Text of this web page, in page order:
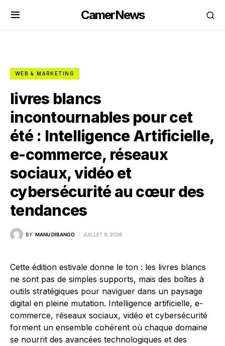
CamerNews
WEB & MARKETING
livres blancs
incontournables pour cet
été : Intelligence Artificielle,
e-commerce, réseaux
sociaux, vidéo et
cybersécurité au cœur des
tendances
BY MANU DIBANGO JUILLET 9, 2026
Cette édition estivale donne le ton : les livres blancs
ne sont pas de simples supports, mais des boîtes à
outils stratégiques pour naviguer dans un paysage
digital en pleine mutation. Intelligence artificielle, e-
commerce, réseaux sociaux, vidéo et cybersécurité
forment un ensemble cohérent où chaque domaine
se nourrit des avancées technologiques et des